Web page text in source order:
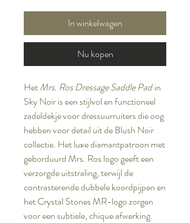
In winkelwagen
Nu kopen
HetMrs. Ros Dressage Saddle Padin
Sky Noir is een stijlvol en functioneel
zadeldekje voor dressuurruiters die oog
hebben voor detail uit de Blush Noir
collectie. Het luxe diamantpatroon met
geborduurd Mrs. Ros logo geeft een
verzorgde uitstraling, terwijl de
contrasterende dubbele koordpijpen en
het Crystal Stones MR-logo zorgen
voor een subtiele, chique afwerking.